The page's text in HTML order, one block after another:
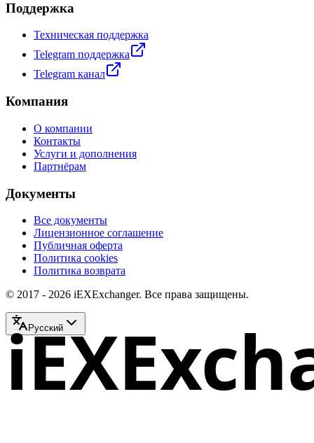
Поддержка
Техническая поддержка
Telegram поддержка
Telegram канал
Компания
О компании
Контакты
Услуги и дополнения
Партнёрам
Документы
Все документы
Лицензионное соглашение
Публичная оферта
Политика cookies
Политика возврата
© 2017 - 2026 iEXExchanger. Все права защищены.
Русский